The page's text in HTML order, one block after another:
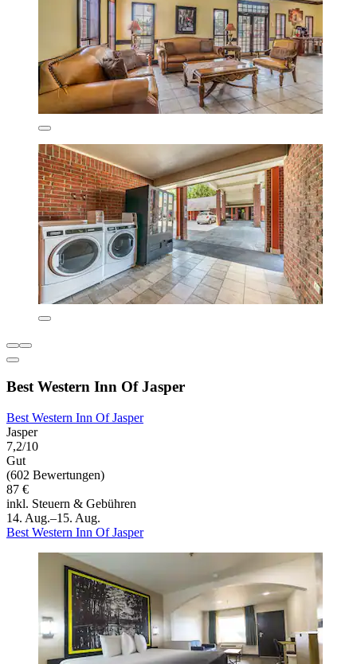
Best Western Inn Of Jasper
Best Western Inn Of Jasper
Jasper
7,2/10
Gut
(602 Bewertungen)
87 €
inkl. Steuern & Gebühren
14. Aug.–15. Aug.
Best Western Inn Of Jasper